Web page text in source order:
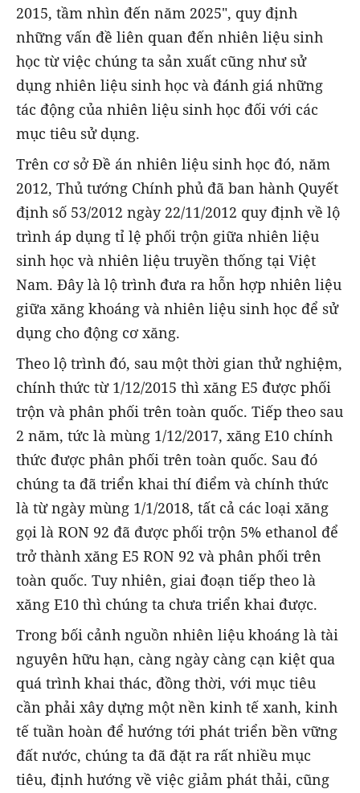
2015, tầm nhìn đến năm 2025", quy định
những vấn đề liên quan đến nhiên liệu sinh
học từ việc chúng ta sản xuất cũng như sử
dụng nhiên liệu sinh học và đánh giá những
tác động của nhiên liệu sinh học đối với các
mục tiêu sử dụng.
Trên cơ sở Đề án nhiên liệu sinh học đó, năm
2012, Thủ tướng Chính phủ đã ban hành Quyết
định số 53/2012 ngày 22/11/2012 quy định về lộ
trình áp dụng tỉ lệ phối trộn giữa nhiên liệu
sinh học và nhiên liệu truyền thống tại Việt
Nam. Đây là lộ trình đưa ra hỗn hợp nhiên liệu
giữa xăng khoáng và nhiên liệu sinh học để sử
dụng cho động cơ xăng.
Theo lộ trình đó, sau một thời gian thử nghiệm,
chính thức từ 1/12/2015 thì xăng E5 được phối
trộn và phân phối trên toàn quốc. Tiếp theo sau
2 năm, tức là mùng 1/12/2017, xăng E10 chính
thức được phân phối trên toàn quốc. Sau đó
chúng ta đã triển khai thí điểm và chính thức
là từ ngày mùng 1/1/2018, tất cả các loại xăng
gọi là RON 92 đã được phối trộn 5% ethanol để
trở thành xăng E5 RON 92 và phân phối trên
toàn quốc. Tuy nhiên, giai đoạn tiếp theo là
xăng E10 thì chúng ta chưa triển khai được.
Trong bối cảnh nguồn nhiên liệu khoáng là tài
nguyên hữu hạn, càng ngày càng cạn kiệt qua
quá trình khai thác, đồng thời, với mục tiêu
cần phải xây dựng một nền kinh tế xanh, kinh
tế tuần hoàn để hướng tới phát triển bền vững
đất nước, chúng ta đã đặt ra rất nhiều mục
tiêu, định hướng về việc giảm phát thải, cũng